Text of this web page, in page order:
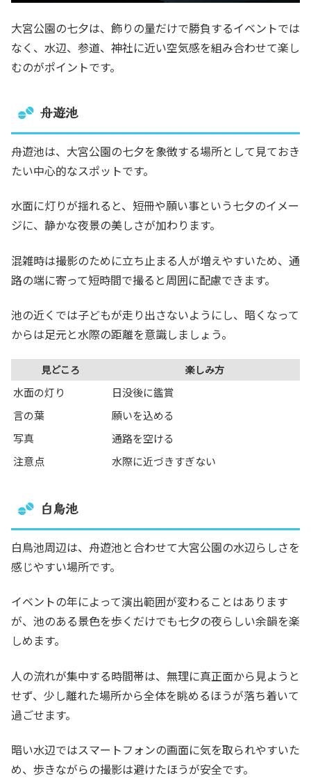
大宮公園の七夕は、飾りの量だけで勝負するイベントでは
なく、水辺、参道、神社に近い空気感を組み合わせて楽し
むのがポイントです。
舟遊池
舟遊池は、大宮公園の七夕を象徴する場所として見ておき
たい中心的なスポットです。
水面に灯りが揺れると、短冊や願い事という七夕のイメー
ジに、静かな夜景の美しさが加わります。
混雑時は撮影のために立ち止まる人が増えやすいため、通
路の端に寄って短時間で撮ると周囲に配慮できます。
池の近くでは子どもが走り出さないようにし、暗くなって
からは足元と水際の距離を意識しましょう。
見どころ 楽しみ方
水面の灯り
日没後に鑑賞
言の葉
願いを込める
写真
通路を空ける
注意点
水際に近づきすぎない
白鳥池
白鳥池周辺は、舟遊池と合わせて大宮公園の水辺らしさを
感じやすい場所です。
イベントの年によって演出範囲が変わることはあります
が、池のある景色を歩くだけでも七夕の夜らしい余韻を楽
しめます。
人の流れが集中する時間帯は、無理に真正面から見ようと
せず、少し離れた場所から全体を眺めるほうが落ち着いて
過ごせます。
暗い水辺ではスマートフォンの画面に気を取られやすいた
め、歩きながらの撮影は避けたほうが安全です。